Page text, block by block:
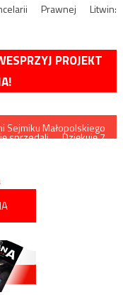
Prawnej Litwin:
PROJEKT
Sejmiku Małopolskiego
sprzedali… „Dziękuję 7